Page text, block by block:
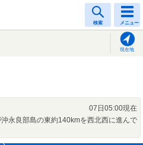
検索 メニュー
現在地
07日05:00現在
永良部島の東約140kmを西北西に進んで